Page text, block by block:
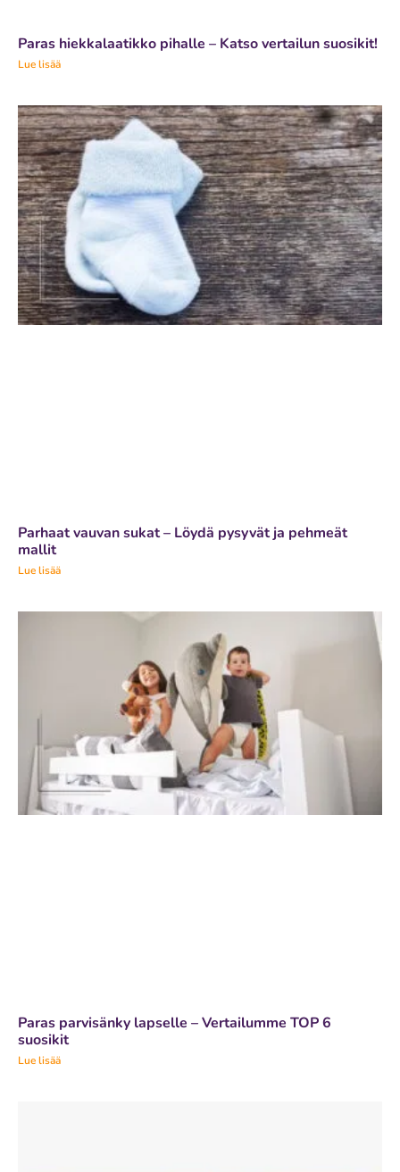
Paras hiekkalaatikko pihalle – Katso vertailun suosikit!
Lue lisää
Parhaat vauvan sukat – Löydä pysyvät ja pehmeät
mallit
Lue lisää
Paras parvisänky lapselle – Vertailumme TOP 6
suosikit
Lue lisää